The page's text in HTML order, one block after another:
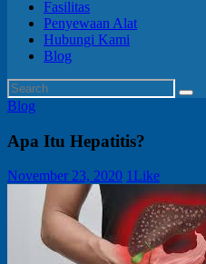
Fasilitas
Penyewaan Alat
Hubungi Kami
Blog
Blog
Apa Itu Hepatitis?
November 23, 2020 1 Like